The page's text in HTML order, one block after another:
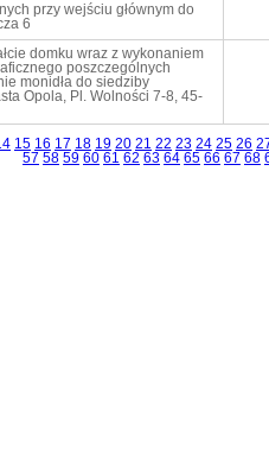
przy wejściu głównym do
6
domku wraz z wykonaniem
poszczególnych
monidła do siedziby
Opola, Pl. Wolności 7-8, 45-
15 16 17 18 19 20 21 22 23 24 25 26
57 58 59 60 61 62 63 64 65 66 67 68